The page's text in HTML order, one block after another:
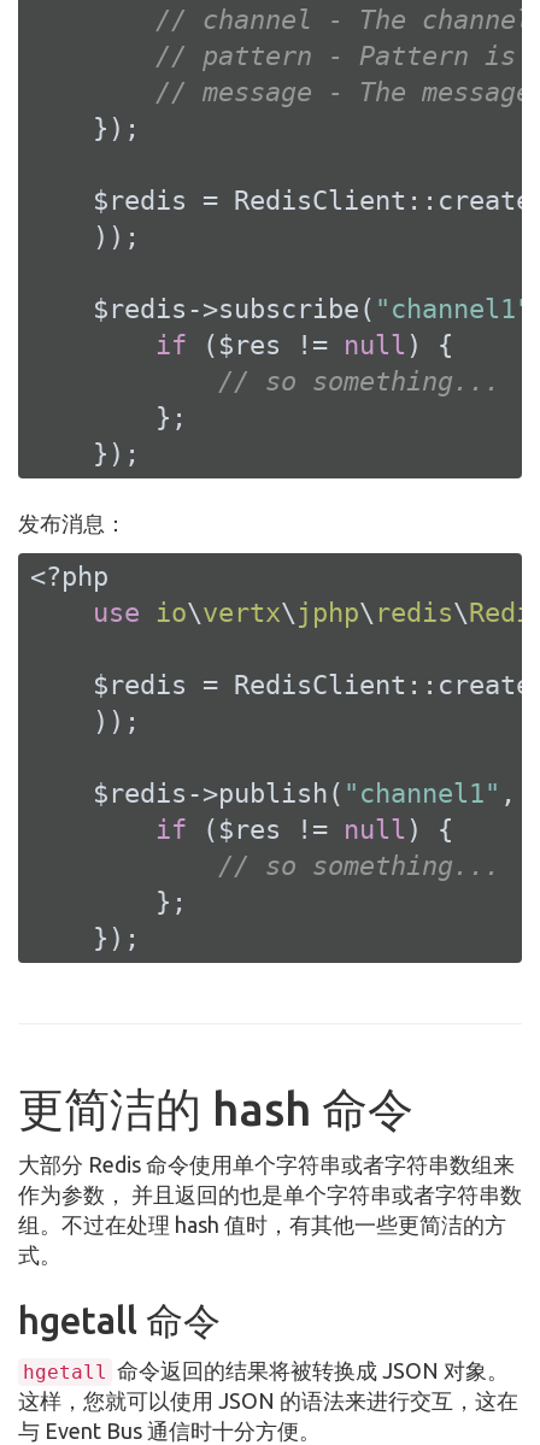
// channel - The channel
// pattern - Pattern is
// message - The
    });
$redis =
    ));
    $redis->subscribe(
"channel1"
if ($res != null ) {
// so something...
        };
    });
发布消息：
<?php
use
io\vertx\ jphp\ redis\
$redis =
    ));
    $redis->publish(
"channel1" ,
if ($res != null ) {
// so something...
        };
    });
更简洁的 hash 命令
大部分 Redis 命令使用单个字符串或者字符串数组来
作为参数， 并且返回的也是单个字符串或者字符串数
组。不过在处理 hash 值时，有其他一些更简洁的方
式。
hgetall 命令
hgetall 命令返回的结果将被转换成 JSON 对象。
这样，您就可以使用 JSON 的语法来进行交互，这在
与 Event Bus 通信时十分方便。